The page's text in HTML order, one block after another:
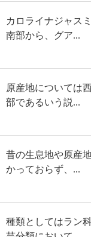
カロライナジャス
南部から、グア...
原産地については
部であるいう説...
昔の生息地や原産
かっておらず、...
種類としてはラン